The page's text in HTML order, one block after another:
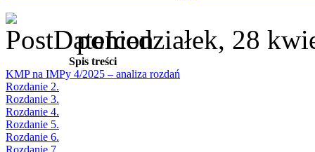
poniedziałek, 28
Spis treści
KMP na IMPy 4/2025 – analiza rozdań
Rozdanie 2.
Rozdanie 3.
Rozdanie 4.
Rozdanie 5.
Rozdanie 6.
Rozdanie 7.